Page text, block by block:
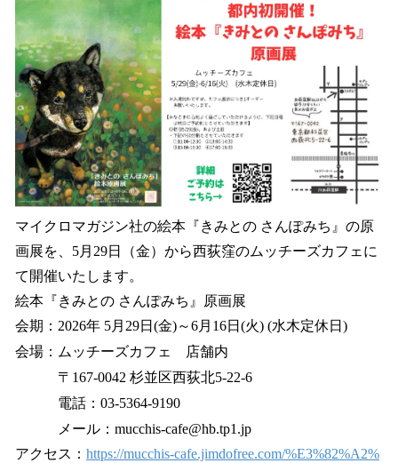
数
を
読
み
込
み
中
で
す
マイクロマガジン社の絵本『きみとの さんぽみち』の原
画展を、5月29日（金）から西荻窪のムッチーズカフェに
て開催いたします。
絵本『きみとの さんぽみち』原画展
会期：2026年 5月29日(金)～6月16日(火) (水木定休日)
会場：ムッチーズカフェ 店舗内
〒167-0042 杉並区西荻北5-22-6
電話：03-5364-9190
メール：mucchis-cafe@hb.tp1.jp
アクセス： https://mucchis-cafe.jimdofree.com/%E3%82%A2%